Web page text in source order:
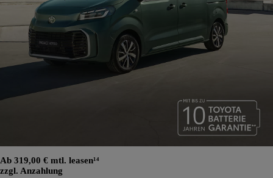
Ab 319,00 € mtl. leasen¹⁴
zzgl. Anzahlung